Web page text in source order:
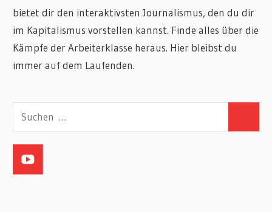
bietet dir den interaktivsten Journalismus, den du dir
im Kapitalismus vorstellen kannst. Finde alles über die
Kämpfe der Arbeiterklasse heraus. Hier bleibst du
immer auf dem Laufenden.
Suchen
nach: